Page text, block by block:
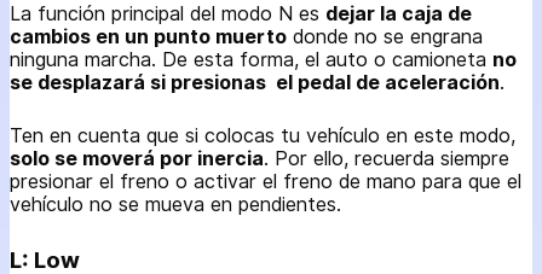
La función principal del modo N es dejar la caja de
cambios en un punto muerto donde no se engrana
ninguna marcha. De esta forma, el auto o camioneta no
se desplazará si presionas el pedal de aceleración.
Ten en cuenta que si colocas tu vehículo en este modo,
solo se moverá por inercia. Por ello, recuerda siempre
presionar el freno o activar el freno de mano para que el
vehículo no se mueva en pendientes.
L: Low